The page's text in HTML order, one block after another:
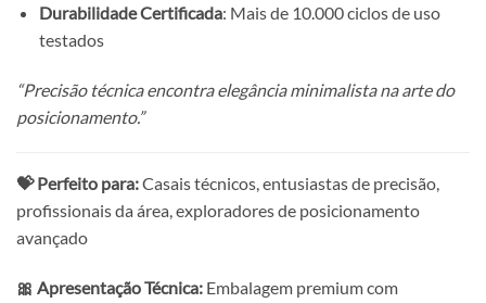
Durabilidade Certificada: Mais de 10.000 ciclos de uso
testados
“Precisão técnica encontra elegância minimalista na arte do
posicionamento.”
💝 Perfeito para:Casais técnicos, entusiastas de precisão,
profissionais da área, exploradores de posicionamento
avançado
🎀 Apresentação Técnica: Embalagem premium com